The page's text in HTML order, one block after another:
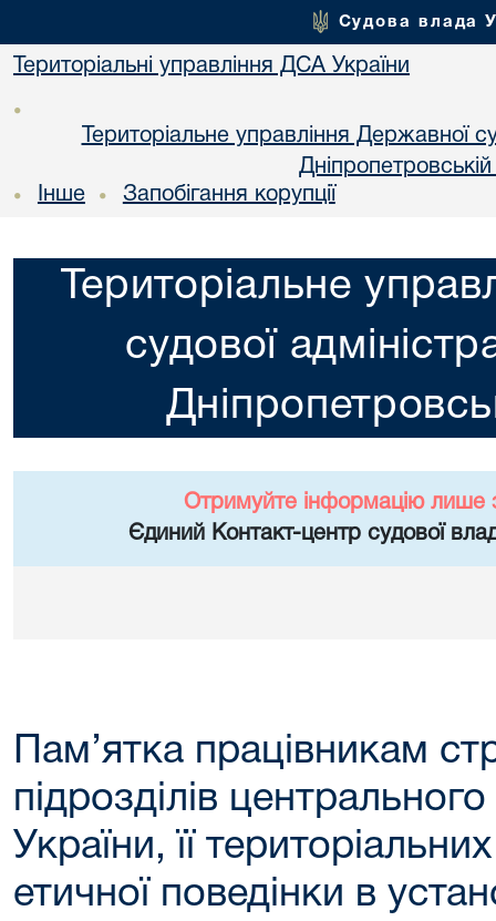
Судова влада
Територіальні управління ДСА України
•
Територіальне управління Державної
• Інше • Запобігання корупції
Територіальне
судової
Отримуйте інформацію лише
Єдиний Контакт-центр судової
Пам’ятка працівникам
підрозділів
України, її
етичної поведінки в